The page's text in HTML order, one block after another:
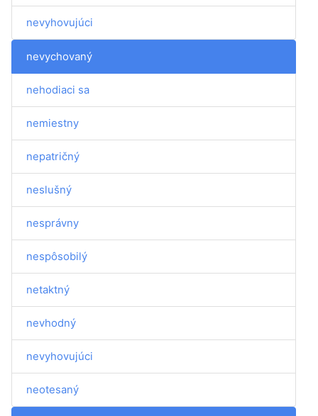
nevyhovujúci
nevychovaný
nehodiaci sa
nemiestny
nepatričný
neslušný
nesprávny
nespôsobilý
netaktný
nevhodný
nevyhovujúci
neotesaný